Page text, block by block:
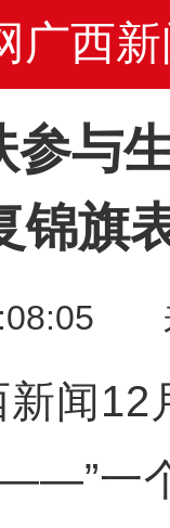
广西新
参与
锦旗
闻12
一